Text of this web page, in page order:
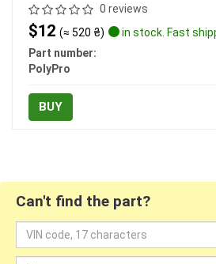
0 reviews
$12 (≈ 520 ₴)
in stock. Fast
Part number:
PolyPro
BUY
Can't find the part?